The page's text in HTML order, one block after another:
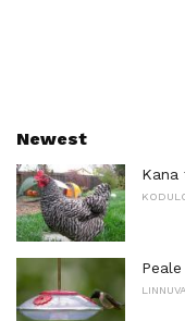
Newest
Kana